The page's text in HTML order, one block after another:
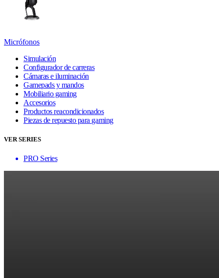
Micrófonos
Simulación
Configurador de carreras
Cámaras e iluminación
Gamepads y mandos
Mobiliario gaming
Accesorios
Productos reacondicionados
Piezas de repuesto para gaming
VER SERIES
PRO Series